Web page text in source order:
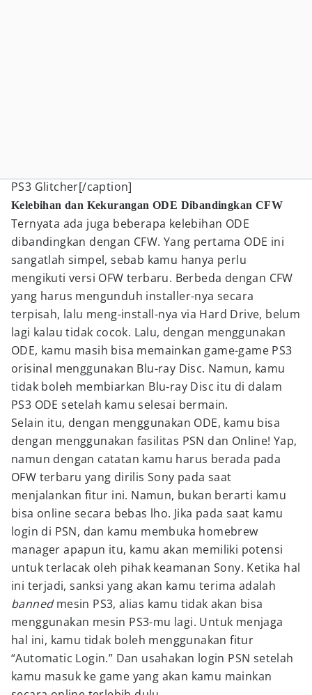
PS3 Glitcher[/caption]
Kelebihan dan Kekurangan ODE Dibandingkan CFW
Ternyata ada juga beberapa kelebihan ODE
dibandingkan dengan CFW. Yang pertama ODE ini
sangatlah simpel, sebab kamu hanya perlu
mengikuti versi OFW terbaru. Berbeda dengan CFW
yang harus mengunduh installer-nya secara
terpisah, lalu meng-install-nya via Hard Drive, belum
lagi kalau tidak cocok. Lalu, dengan menggunakan
ODE, kamu masih bisa memainkan game-game PS3
orisinal menggunakan Blu-ray Disc. Namun, kamu
tidak boleh membiarkan Blu-ray Disc itu di dalam
PS3 ODE setelah kamu selesai bermain.
Selain itu, dengan menggunakan ODE, kamu bisa
dengan menggunakan fasilitas PSN dan Online! Yap,
namun dengan catatan kamu harus berada pada
OFW terbaru yang dirilis Sony pada saat
menjalankan fitur ini. Namun, bukan berarti kamu
bisa online secara bebas lho. Jika pada saat kamu
login di PSN, dan kamu membuka homebrew
manager apapun itu, kamu akan memiliki potensi
untuk terlacak oleh pihak keamanan Sony. Ketika hal
ini terjadi, sanksi yang akan kamu terima adalah
bannedmesin PS3, alias kamu tidak akan bisa
menggunakan mesin PS3-mu lagi. Untuk menjaga
hal ini, kamu tidak boleh menggunakan fitur
“Automatic Login.” Dan usahakan login PSN setelah
kamu masuk ke game yang akan kamu mainkan